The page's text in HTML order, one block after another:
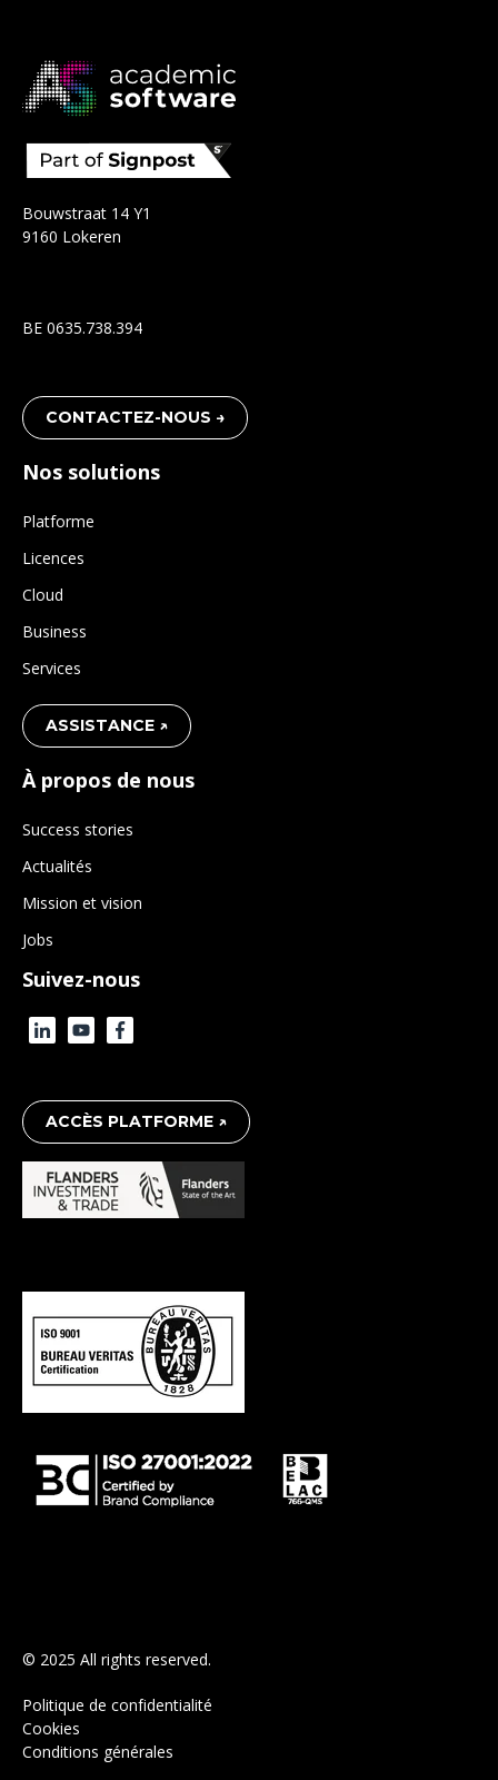
Bouwstraat 14 Y1
9160 Lokeren
BE 0635.738.394
CONTACTEZ-NOUS →
Nos solutions
Platforme
Licences
Cloud
Business
Services
ASSISTANCE ↗
À propos de nous
Success stories
Actualités
Mission et vision
Jobs
Suivez-nous
ACCÈS PLATFORME ↗
© 2025 All rights reserved.
Politique de confidentialité
Cookies
Conditions générales